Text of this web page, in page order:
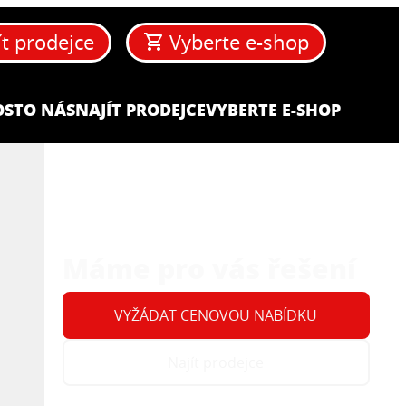
O NÁSNAJÍT PRODEJCEVYBERTE E-SHOP
prodejce Vyberte e-shop
VYŽÁDAT CENOVOU NABÍDKU